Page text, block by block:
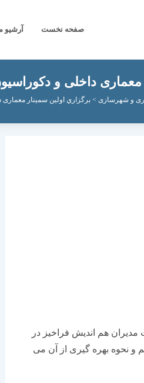
صفحه نخست آرشیو
معماری داخلی و
و شهرسازی > برگزاري اولین سمینار
۲۵ و ۲۶ اردیبهشت ماه ۸۷ توسط شركت مدیران هم اندیش فراخیز در
و نحوه بهره گیری از آن می